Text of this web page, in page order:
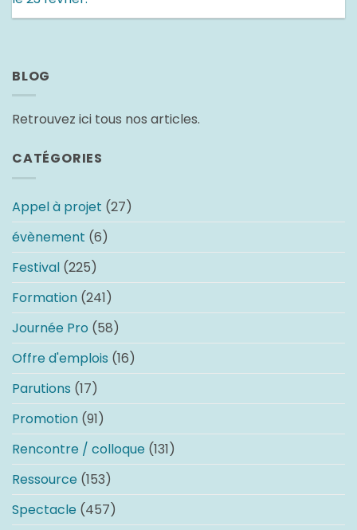
BLOG
Retrouvez ici tous nos articles.
CATÉGORIES
Appel à projet (27)
évènement (6)
Festival (225)
Formation (241)
Journée Pro (58)
Offre d'emplois (16)
Parutions (17)
Promotion (91)
Rencontre / colloque (131)
Ressource (153)
Spectacle (457)